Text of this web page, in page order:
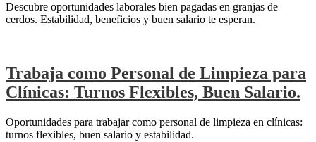
Descubre oportunidades laborales bien pagadas en granjas de
cerdos. Estabilidad, beneficios y buen salario te esperan.
Trabaja como Personal de Limpieza para
Clínicas: Turnos Flexibles, Buen Salario.
Oportunidades para trabajar como personal de limpieza en clínicas:
turnos flexibles, buen salario y estabilidad.